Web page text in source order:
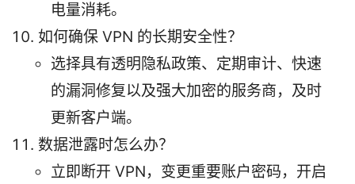
电量消耗。
如何确保 VPN 的长期安全性？
选择具有透明隐私政策、定期审计、快速
的漏洞修复以及强大加密的服务商，及时
更新客户端。
数据泄露时怎么办？
立即断开 VPN，变更重要账户密码，开启